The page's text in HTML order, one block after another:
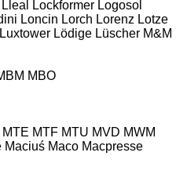
Lleal Lockformer Logosol
Loncin Lorch Lorenz Lotze
Luxtower Lödige Lüscher M&M
MBO
MTE MTF MTU MVD MWM
Maciuś Maco Macpresse